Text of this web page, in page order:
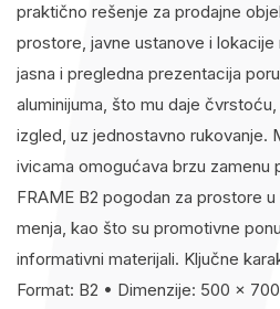
praktično rešenje za prodajne
prostore, javne ustanove i lokacije
jasna i pregledna prezentacija
aluminijuma, što mu daje
izgled, uz jednostavno rukovanje.
ivicama omogućava brzu zamenu
FRAME B2 pogodan za prostore
menja, kao što su promotivne
informativni materijali. Ključne
Format: B2 • Dimenzije: 500 ×